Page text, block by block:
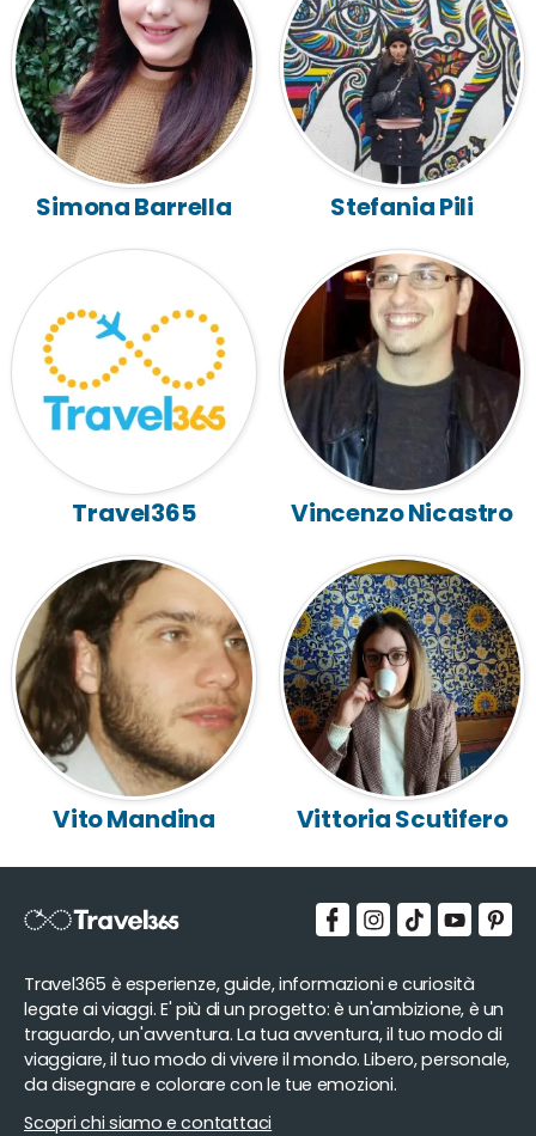
Simona Barrella Stefania Pili
Travel365 Vincenzo Nicastro
Vito Mandina Vittoria Scutifero
Travel365 è esperienze, guide, informazioni e curiosità
legate ai viaggi. E' più di un progetto: è un'ambizione, è un
traguardo, un'avventura. La tua avventura, il tuo modo di
viaggiare, il tuo modo di vivere il mondo. Libero, personale,
da disegnare e colorare con le tue emozioni.
Scopri chi siamo e contattaci